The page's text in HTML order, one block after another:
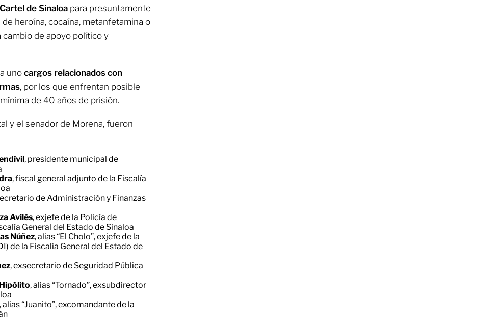
Cartel de Sinaloa para presuntamente
heroína, cocaína, metanfetamina o
cambio de apoyo político y
unocargos relacionados con
, por los que enfrentan posible
de 40 años de prisión.
y el senador de Morena, fueron
, presidente municipal de
, fiscal general adjunto de la Fiscalía
de Administración y Finanzas
Avilés, exjefe de la Policía de
General del Estado de Sinaloa
Núñez, alias “El Cholo”, exjefe de la
de la Fiscalía General del Estado de
, exsecretario de Seguridad Pública
, alias “Tornado”, exsubdirector
, alias “Juanito”, excomandante de la